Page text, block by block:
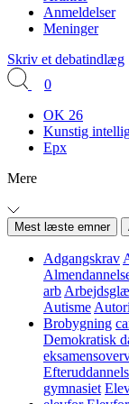
Anmeldelser
Meninger
Skriv et debatindlæg
0
OK 26
Kunstig
Epx
Mere
Mest læste emner
Adgangskrav
arb
Autisme
Brobygning
Demokratisk
gymnasiet